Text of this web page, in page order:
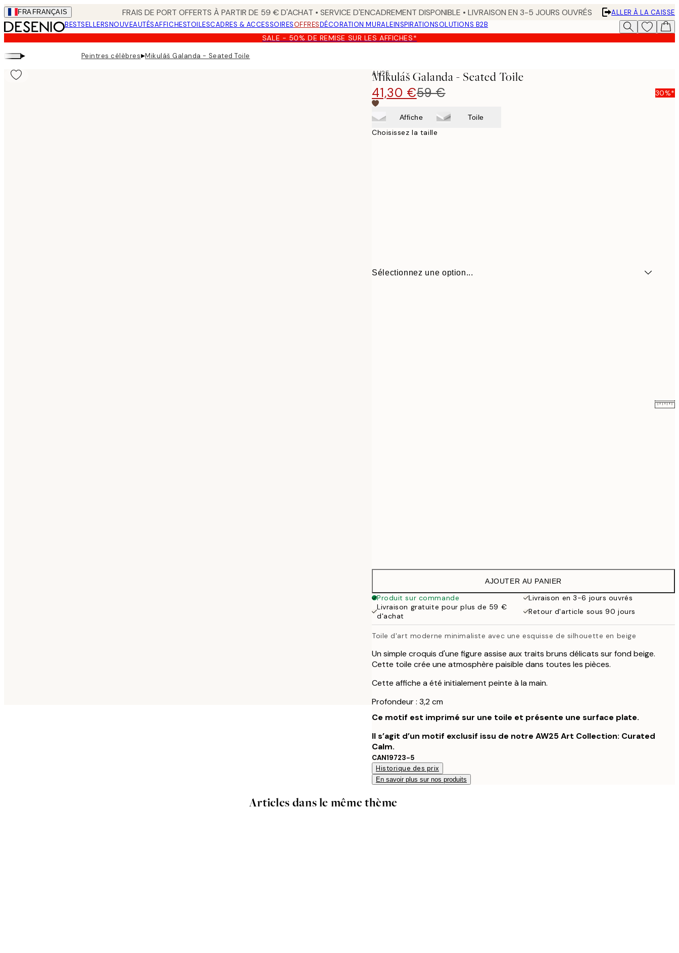
Skip
to
main
content.
FRA FRANÇAIS FRAIS DE PORT OFFERTS À PARTIR DE 59 € D'ACHAT • SERVICE D'ENCADREMENT DISPONIBLE • LIVRAISON EN 3-5 JOURS OUVRÉS
ALLER À LA CAISSE
BESTSELLERSNOUVEAUTÉSAFFICHESTOILESCADRES & ACCESSOIRESOFFRESDÉCORATION MURALEINSPIRATIONSOLUTIONS B2B
SALE - 50% DE REMISE SUR LES AFFICHES*
▸ Peintres célèbres▸Mikuláš Galanda - Seated Toile
AH25
Mikuláš Galanda - Seated Toile
41,30 €59 € 30%*
Affiche Toile
Choisissez la taille
Sélectionnez une option...
AJOUTER AU PANIER
Produit sur commande
Livraison en 3-6 jours ouvrés
Livraison gratuite pour plus de 59 €
d'achat
Retour d'article sous 90 jours
Toile d'art moderne minimaliste avec une esquisse de silhouette en beige
Un simple croquis d'une figure assise aux traits bruns délicats sur fond beige.
Cette toile crée une atmosphère paisible dans toutes les pièces.
Cette affiche a été initialement peinte à la main.
Profondeur : 3,2 cm
Ce motif est imprimé sur une toile et présente une surface plate.
Il s’agit d’un motif exclusif issu de notre AW25 Art Collection: Curated
Calm.
CAN19723-5
Historique des prix
En savoir plus sur nos produits
Articles dans le même thème